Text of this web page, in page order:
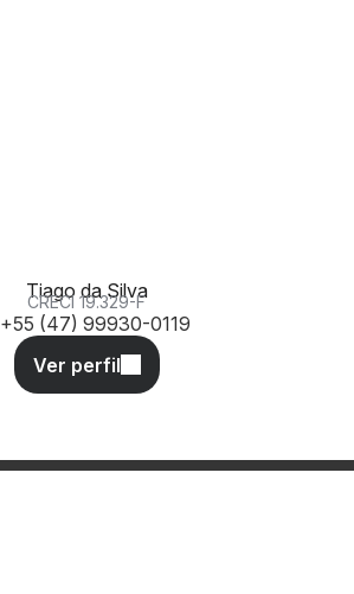
Tiago da Silva
CRECI 19.329-F
+55 (47) 99930-0119